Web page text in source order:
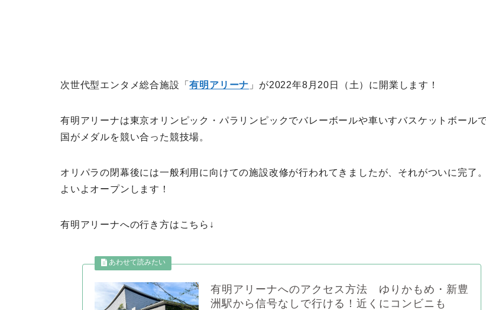
次世代型エンタメ総合施設「有明アリーナ 」が2022年8月20日（土）に開業します！
有明アリーナは東京オリンピック・パラリンピックでバレーボールや車いすバスケットボール
国がメダルを競い合った競技場。
オリパラの閉幕後には一般利用に向けての施設改修が行われてきましたが、それがついに完了
よいよオープンします！
有明アリーナへの行き方はこちら↓
有明アリーナへのアクセス方法 ゆりかもめ・新豊
洲駅から信号なしで行ける！近くにコンビニも